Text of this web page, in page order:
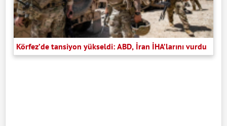
Körfez’de tansiyon yükseldi: ABD, İran İHA’larını vurdu